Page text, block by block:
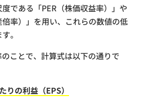
である「PER（株価収益率）」や
倍率）」を用い、これらの数値の低
。
ことで、計算式は以下の通りで
の利益（EPS）